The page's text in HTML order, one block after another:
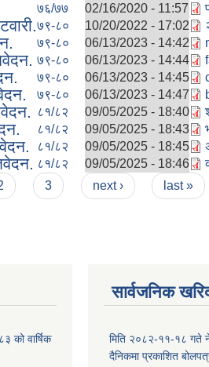
७६/७७ 02/16/2020 - 11:57
७९-८० 10/20/2022 - 17:02
७९-८० 06/13/2023 - 14:42
७९-८० 06/13/2023 - 14:44
७९-८० 06/13/2023 - 14:45
७९-८० 06/13/2023 - 14:47
८१/८२ 09/05/2025 - 18:40
८१/८२ 09/05/2025 - 18:43
८१/८२ 09/05/2025 - 18:45
८१/८२ 09/05/2025 - 18:46
3 next › last »
को वार्षिक
सार्वजनिक
मिति २०८२-११-१८ गते
दैनिकमा प्रकाशित